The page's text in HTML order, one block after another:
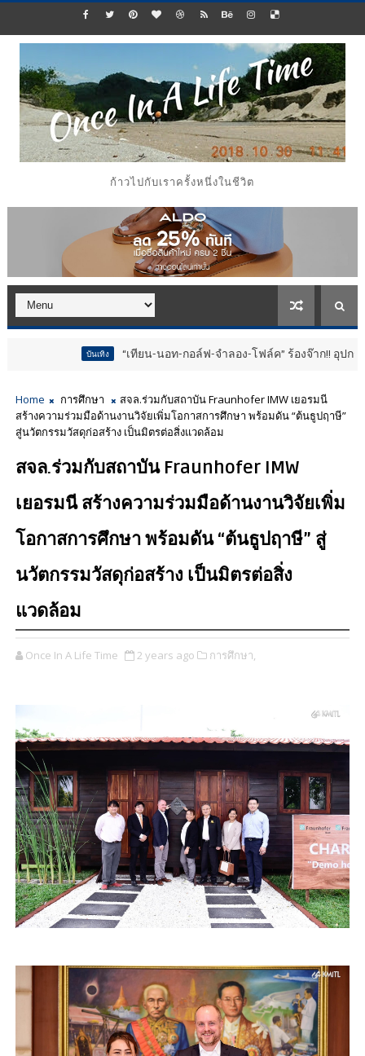
ก้าวไปกับเราครั้งหนึ่งในชีวิต
“เทียน-นอท-กอล์ฟ-จำลอง-โฟล์ค” ร้องจ๊าก!! อุปกรณ์ม่วนจอยงานวั
Home การศึกษา
สจล.ร่วมกับสถาบัน Fraunhofer IMW เยอรมนี
สร้างความร่วมมือด้านงานวิจัยเพิ่มโอกาสการศึกษา พร้อมดัน “ต้นธูปฤาษี”
สู่นวัตกรรมวัสดุก่อสร้าง เป็นมิตรต่อสิ่งแวดล้อม
สจล.ร่วมกับสถาบัน Fraunhofer IMW
เยอรมนี สร้างความร่วมมือด้านงานวิจัยเพิ่ม
โอกาสการศึกษา พร้อมดัน “ต้นธูปฤาษี” สู่
นวัตกรรมวัสดุก่อสร้าง เป็นมิตรต่อสิ่ง
แวดล้อม
Once In A Life Time 2 years ago การศึกษา,